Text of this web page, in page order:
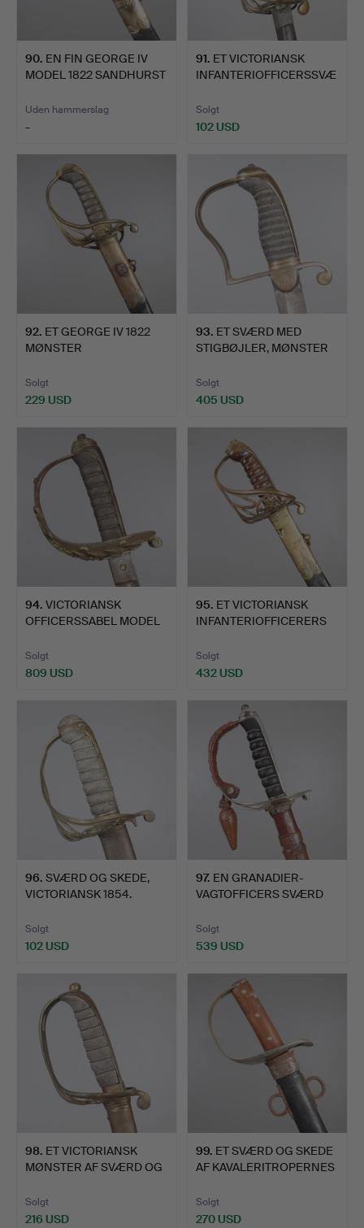
90. EN FIN GEORGE IV
MODEL 1822 SANDHURST
Uden hammerslag
-
91. ET VICTORIANSK
INFANTERIOFFICERSSVÆ
Solgt
102 USD
92. ET GEORGE IV 1822
MØNSTER
Solgt
229 USD
93. ET SVÆRD MED
STIGBØJLER, MØNSTER
Solgt
405 USD
94. VICTORIANSK
OFFICERSSABEL MODEL
Solgt
809 USD
95. ET VICTORIANSK
INFANTERIOFFICERERS
Solgt
432 USD
96. SVÆRD OG SKEDE,
VICTORIANSK 1854.
Solgt
102 USD
97. EN GRANADIER-
VAGTOFFICERS SVÆRD
Solgt
539 USD
98. ET VICTORIANSK
MØNSTER AF SVÆRD OG
Solgt
216 USD
99. ET SVÆRD OG SKEDE
AF KAVALERITROPERNES
Solgt
270 USD